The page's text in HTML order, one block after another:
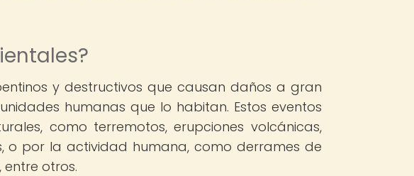
y destructivos que causan daños a gran
humanas que lo habitan. Estos eventos
como terremotos, erupciones volcánicas,
o por la actividad humana, como derrames de
otros.